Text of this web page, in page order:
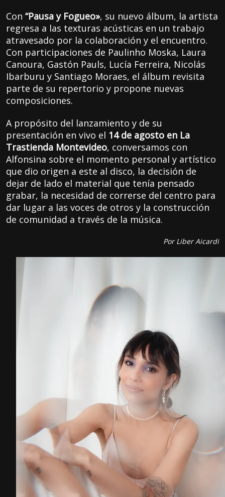
Con“Pausa y Fogueo», su nuevo álbum, la artista
regresa a las texturas acústicas en un trabajo
atravesado por la colaboración y el encuentro.
Con participaciones de Paulinho Moska, Laura
Canoura, Gastón Pauls, Lucía Ferreira, Nicolás
Ibarburu y Santiago Moraes, el álbum revisita
parte de su repertorio y propone nuevas
composiciones.
A propósito del lanzamiento y de su
presentación en vivo el 14 de agosto en La
Trastienda Montevideo, conversamos con
Alfonsina sobre el momento personal y artístico
que dio origen a este al disco, la decisión de
dejar de lado el material que tenía pensado
grabar, la necesidad de correrse del centro para
dar lugar a las voces de otros y la construcción
de comunidad a través de la música.
Por Liber Aicardi